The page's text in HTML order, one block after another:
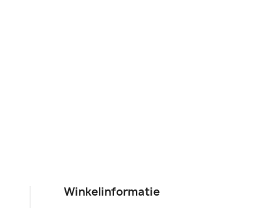
Winkelinformatie